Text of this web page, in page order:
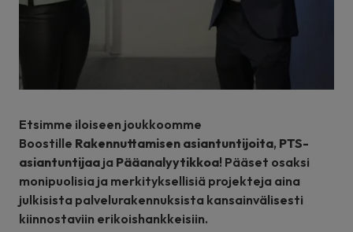
Etsimme iloiseen joukkoomme
Boostille Rakennuttamisen asiantuntijoita, PTS-
asiantuntijaa ja Pääanalyytikkoa! Pääset osaksi
monipuolisia ja merkityksellisiä projekteja aina
julkisista palvelurakennuksista kansainvälisesti
kiinnostaviin erikoishankkeisiin.